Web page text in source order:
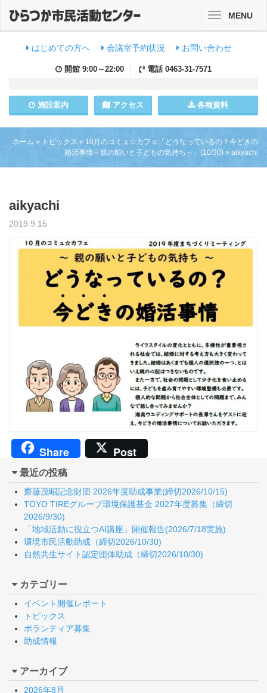
はじめての方へ 会議室予約状況 お問い合わせ
開館 9:00～22:00 電話 0463-31-7571
施設案内 アクセス 各種資料
ToggleMENU
ホーム » トピックス » 10月のコミュ☆カフェ「どうなっているの？今どきの
婚活事情～親の願いと子どもの気持ち～」(10/30) » aikyachi
aikyachi
2019.9.15
Share Post
最近の投稿
齋藤茂昭記念財団 2026年度助成事業(締切2026/10/15)
TOYO TIREグループ環境保護基金 2027年度募集（締切
2026/9/30)
「地域活動に役立つAI講座」開催報告(2026/7/18実施)
環境市民活動助成（締切2026/10/30)
自然共生サイト認定団体助成（締切2026/10/30)
カテゴリー
イベント開催レポート
トピックス
ボランティア募集
助成情報
アーカイブ
2026年8月